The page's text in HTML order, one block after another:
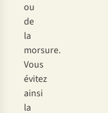
ou
de
la
morsure.
Vous
évitez
ainsi
la